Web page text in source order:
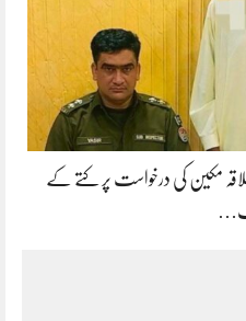
مکین کی درخواست پر کتے کے